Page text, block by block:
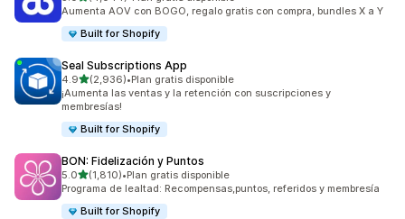
4044 reseñas en total
Aumenta AOV con BOGO, regalo gratis con compra, bundles X a Y
Built for Shopify
Seal Subscriptions App
4.9de 5 estrellas
(2,936)
2936 reseñas en total
•Plan gratis disponible
¡Aumenta las ventas y la retención con suscripciones y
membresías!
Built for Shopify
BON: Fidelización y Puntos
5.0de 5 estrellas
(1,810)
1810 reseñas en total
•Plan gratis disponible
Programa de lealtad: Recompensas,puntos, referidos y membresía
Built for Shopify